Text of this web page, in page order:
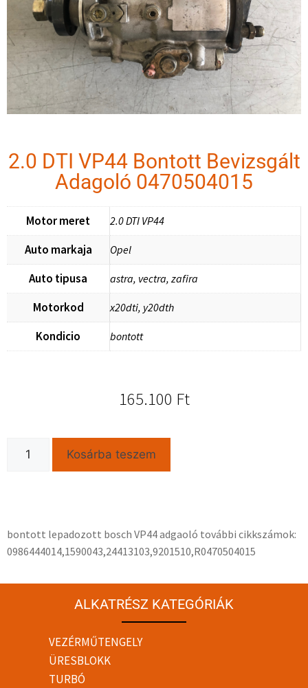
2.0 DTI VP44 Bontott Bevizsgált
Adagoló 0470504015
Motor meret 2.0 DTI VP44
Auto markaja Opel
Auto tipusa astra, vectra, zafira
Motorkod x20dti, y20dth
Kondicio bontott
165.100 Ft
Kosárba teszem
bontott lepadozott bosch VP44 adgaoló további cikkszámok:
0986444014,1590043,24413103,9201510,R0470504015
ALKATRÉSZ KATEGÓRIÁK
VEZÉRMŰTENGELY
ÜRESBLOKK
TURBÓ